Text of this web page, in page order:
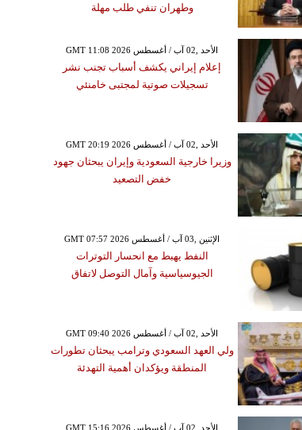
وطهران تنفي طلب مهلة
GMT 11:08 2026 الأحد ,02 آب / أغسطس
إعلام إيراني يكشف أسباب تجنب نشر
تسجيلات صوتية لمجتبى خامنئي
GMT 20:19 2026 الأحد ,02 آب / أغسطس
وزيرا خارجية السعودية وإيران يبحثان جهود
خفض التصعيد
GMT 07:57 2026 الإثنين ,03 آب / أغسطس
النفط يهبط مع انحسار التوترات
الجيوسياسية وآمال التوصل لاتفاق
GMT 09:40 2026 الأحد ,02 آب / أغسطس
ولي العهد السعودي وترامب يبحثان تطورات
المنطقة ويؤكدان أهمية التهدئة
GMT 15:16 2026 الأحد ,02 آب / أغسطس